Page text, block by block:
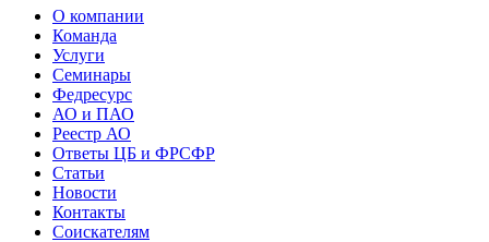
О компании
Команда
Услуги
Семинары
Федресурс
АО и ПАО
Реестр АО
Ответы ЦБ и ФРСФР
Статьи
Новости
Контакты
Соискателям